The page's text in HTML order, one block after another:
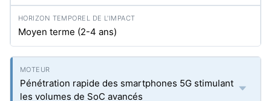
Moyen terme (2-4 ans)
Pénétration rapide des smartphones 5G stimulant
les volumes de SoC avancés